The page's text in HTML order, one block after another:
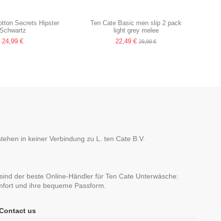
Secrets Hipster
24,99 €
Ten Cate Basic men slip 2 pack
light grey melee
22,49 €29,99 €
in keiner Verbindung zu L. ten Cate B.V.
der beste Online-Händler für Ten Cate Unterwäsche:
und ihre bequeme Passform.
us